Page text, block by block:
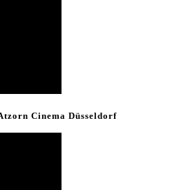
Cinema Düsseldorf